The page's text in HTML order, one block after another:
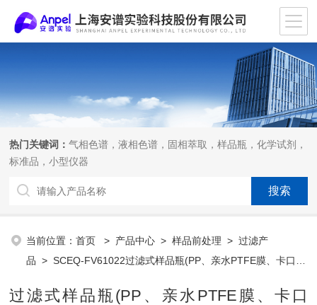
热门关键词：气相色谱，液相色谱，固相萃取，样品瓶，化学试剂，
标准品，小型仪器
当前位置：首页 > 产品中心 >样品前处理 >过滤产
品 > SCEQ-FV61022过滤式样品瓶(PP、亲水PTFE膜、卡口
过滤式样品瓶(PP、亲水PTFE膜、卡口